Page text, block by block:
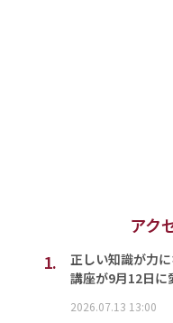
アク
1.
正しい知識が力
講座が9月12日に
2026.07.13 13:00